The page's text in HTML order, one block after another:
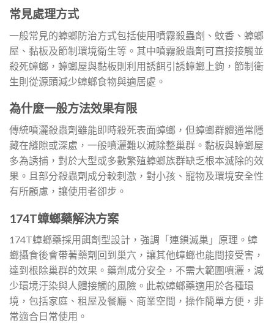
常見處理方式
一般常見的蟑螂防治方式包括使用噴霧殺蟲劑、蚊香、蟑螂
屋、黏板及節制環境衛生等。其中噴霧殺蟲劑可直接接觸並
殺死蟑螂，蟑螂屋與黏板則利用誘餌引誘蟑螂上鉤，節制衛
生則從源頭減少蟑螂食物與適居處。
為什麼一般方法效果有限
傳統噴灑殺蟲劑雖能即時殺死表面蟑螂，但蟑螂群體通常隱
藏在縫隙或深處，一般噴灑難以滅除整巢群。黏板與蟑螂屋
多為誘捕，對於大型或多數繁殖蟑螂族群缺乏根本滅除的效
果。且部分殺蟲劑成分較刺激，對小孩、寵物及環境安全性
有所顧慮，讓使用者卻步。
174T蟑螂藥解決方案
174T蟑螂藥採用餌劑型設計，強調「連鎖滅巢」原理。蟑
螂攝食後會帶著藥劑回到巢穴，讓其他蟑螂也能間接受害，
達到根除巢群的效果。藥劑成分安全，不需大範圍噴灑，減
少環境汙染與人體接觸的風險。此款蟑螂藥適用於各種環
境，包括家庭、租屋及餐廳、商業空間，操作簡單方便，非
常適合日常使用。